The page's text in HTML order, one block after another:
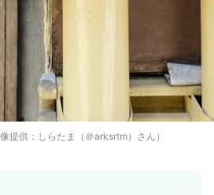
提供：しらたま（＠arksrtm）さん）